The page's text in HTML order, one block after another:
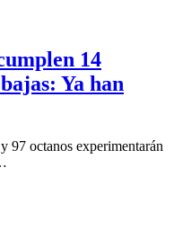
14
Ya han
97 octanos experimentarán